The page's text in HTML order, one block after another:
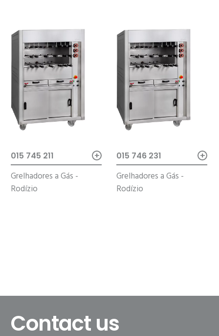
015 745 211 +
Grelhadores a Gás -
Rodízio
015 746 231 +
Grelhadores a Gás -
Rodízio
Contact us